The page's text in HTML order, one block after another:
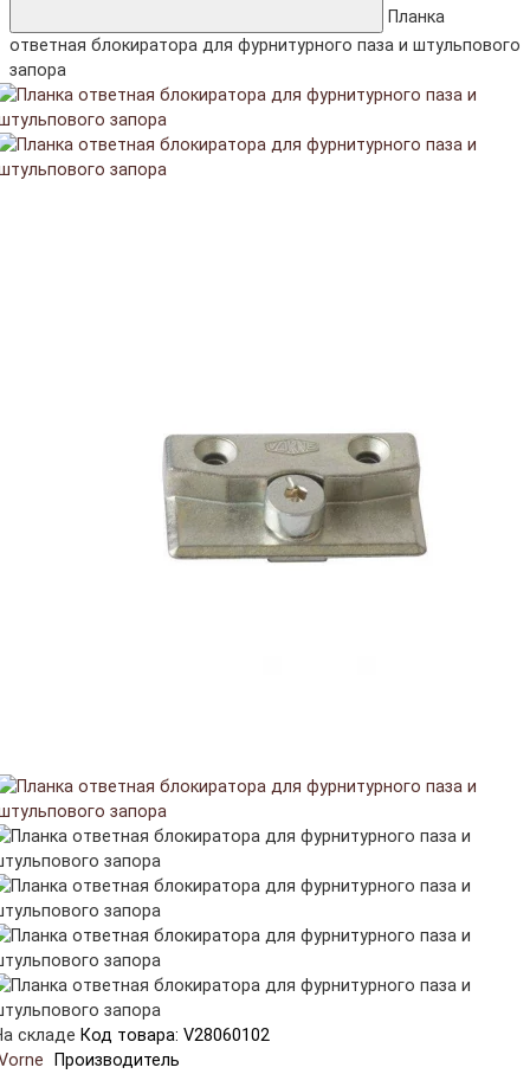
Планка
ответная блокиратора для фурнитурного паза и штульпового
запора
складе Код товара: V28060102
Производитель